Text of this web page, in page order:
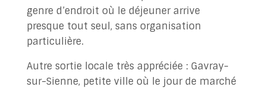
genre d’endroit où le déjeuner arrive
presque tout seul, sans organisation
particulière.
Autre sortie locale très appréciée : Gavray-
sur-Sienne, petite ville où le jour de marché